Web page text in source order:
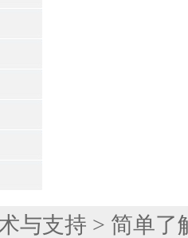
与支持 > 简单了